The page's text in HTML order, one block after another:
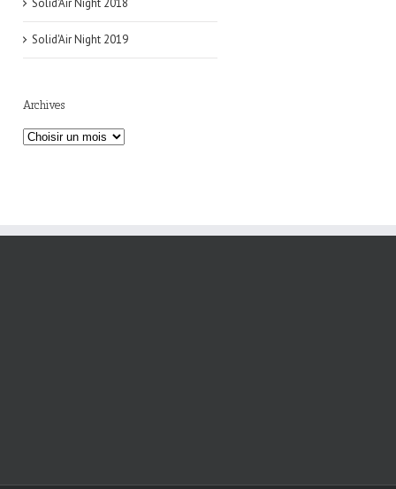
Solid'Air Night 2018
Solid'Air Night 2019
Archives